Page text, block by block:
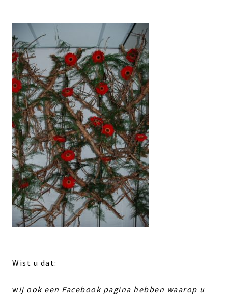
Wist u dat:
wij ook een Facebook pagina hebben waarop u